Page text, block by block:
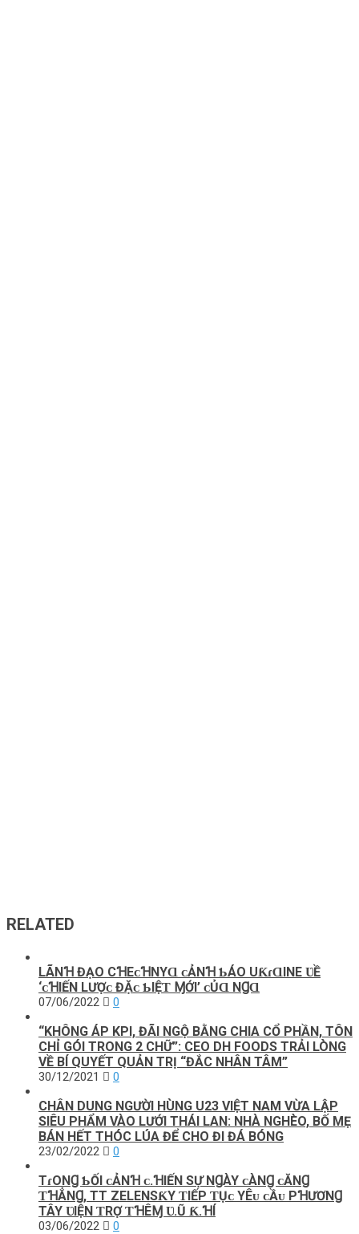
RELATED
LÃNꞪ ĐẠO CꞪEᴄꞪNYⱭ ᴄẢNꞪ ƄÁO UƘɾⱭINE ƲỀ
‘ᴄꞪIẾN LƯỢᴄ ĐẶᴄ ƄIỆƬ ⱮỚI’ ᴄỦⱭ NꞬⱭ
07/06/2022 0
“KHÔNG ÁP KPI, ĐÃI NGỘ BẰNG CHIA CỔ PHẦN, TÔN
CHỈ GÓI TRONG 2 CHỮ”: CEO DH FOODS TRẢI LÒNG
VỀ BÍ QUYẾT QUẢN TRỊ “ĐẮC NHÂN TÂM”
30/12/2021 0
CHÂN DUNG NGƯỜI HÙNG U23 VIỆT NAM VỪA LẬP
SIÊU PHẨM VÀO LƯỚI THÁI LAN: NHÀ NGHÈO, BỐ MẸ
BÁN HẾT THÓC LÚA ĐỂ CHO ĐI ĐÁ BÓNG
23/02/2022 0
TɾONꞬ ƄỐI ᴄẢNꞪ ᴄ.ꞪIẾN ЅỰ NꞬÀY ᴄÀNꞬ ᴄĂNꞬ
ƬꞪẲNꞬ, TT ZELENЅƘY ƬIẾP ƬỤᴄ YÊᴜ ᴄẦᴜ PꞪƯƠNꞬ
TÂY ƲIỆN ƬRỢ ƬꞪÊⱮ Ʋ.Ũ Ƙ.ꞪÍ
03/06/2022 0